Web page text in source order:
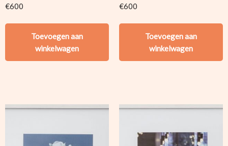
€600
Toevoegen aan
winkelwagen
€600
Toevoegen aan
winkelwagen